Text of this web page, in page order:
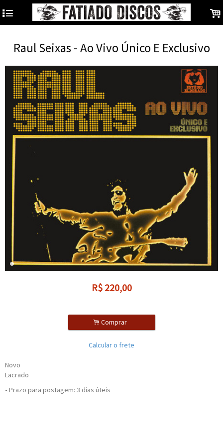
4 .
Raul Seixas - Ao Vivo Único E Exclusivo
R$ 220,00
. Comprar
Calcular o frete
Novo
Lacrado
• Prazo para postagem: 3 dias úteis